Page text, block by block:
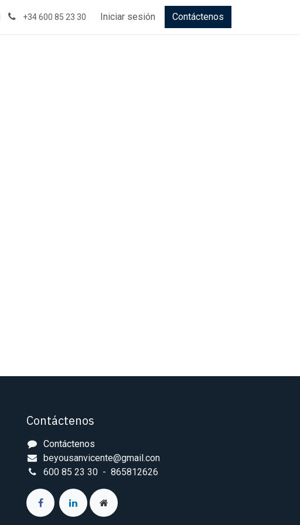
+34 600 85 23 30 Iniciar sesión Contáctenos
Contáctenos
Contáctenos
beyousanvicente@gmail.con
600 85 23 30 - 865812626